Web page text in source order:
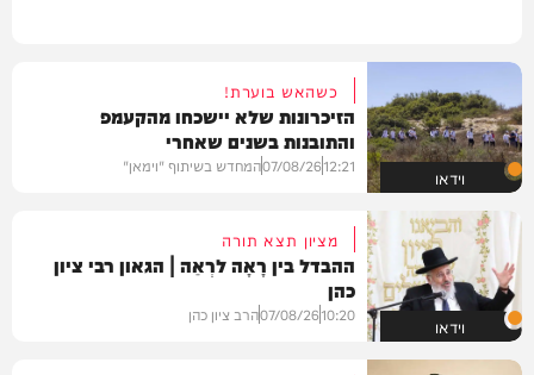
וידאו
כשהאש בוערת!
הזיכרונות שלא יישכחו מהקעמפ
והתובנות בשנים שאחרי
12:21
07/08/26המחדש בשיתוף "וימאן"
וידאו
מציון תצא תורה
ההבדל בין רָאָה לרְאֵה | הגאון רבי ציון
כהן
10:20
07/08/26הרב ציון כהן